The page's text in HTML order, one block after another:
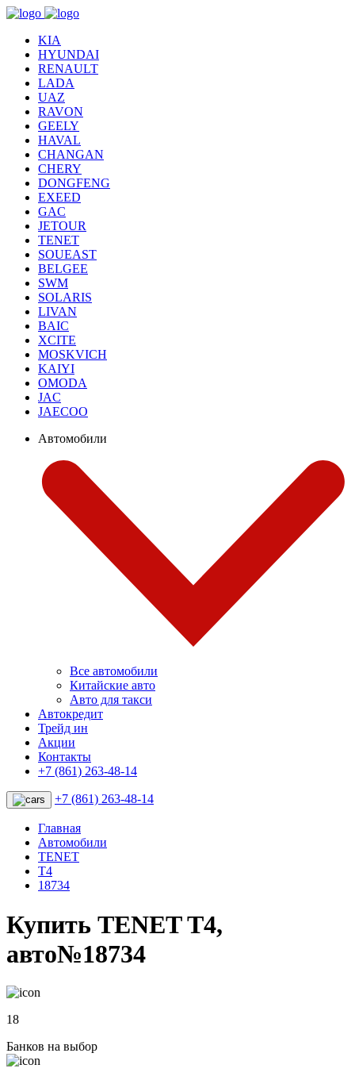
KIA
HYUNDAI
RENAULT
LADA
UAZ
RAVON
GEELY
HAVAL
CHANGAN
CHERY
DONGFENG
EXEED
GAC
JETOUR
TENET
SOUEAST
BELGEE
SWM
SOLARIS
LIVAN
BAIC
XCITE
MOSKVICH
KAIYI
OMODA
JAC
JAECOO
Автомобили
Все автомобили
Китайские авто
Авто для такси
Автокредит
Трейд ин
Акции
Контакты
+7 (861) 263-48-14
+7 (861) 263-48-14
Главная
Автомобили
TENET
T4
18734
Купить TENET T4,
авто№18734
18
Банков на выбор